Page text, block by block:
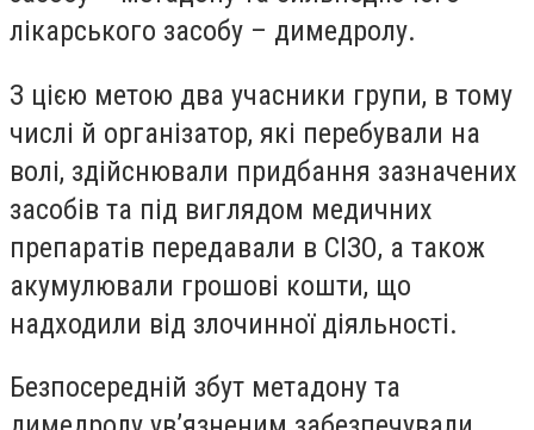
лікарського засобу – димедролу.
З цією метою два учасники групи, в тому
числі й організатор, які перебували на
волі, здійснювали придбання зазначених
засобів та під виглядом медичних
препаратів передавали в СІЗО, а також
акумулювали грошові кошти, що
надходили від злочинної діяльності.
Безпосередній збут метадону та